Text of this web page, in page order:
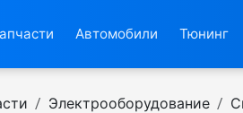
Автомобили Тюнинг
Электрооборудование